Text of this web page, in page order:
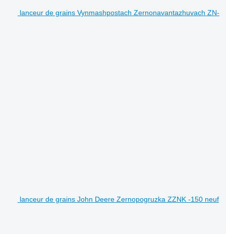
lanceur de grains Vynmashpostach Zernonavantazhuvach ZN-
lanceur de grains John Deere Zernopogruzka ZZNK -150 neuf